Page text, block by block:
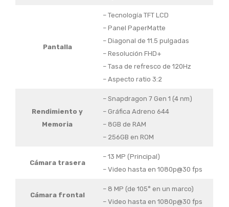
Pantalla
– Tecnología TFT LCD
– Panel PaperMatte
– Diagonal de 11.5 pulgadas
– Resolución FHD+
– Tasa de refresco de 120Hz
– Aspecto ratio 3:2
Rendimiento y
Memoria
– Snapdragon 7 Gen 1 (4 nm)
– Gráfica Adreno 644
– 8GB de RAM
– 256GB en ROM
Cámara trasera
– 13 MP (Principal)
– Video hasta en 1080p@30 fps
Cámara frontal
– 8 MP (de 105° en un marco)
– Video hasta en 1080p@30 fps